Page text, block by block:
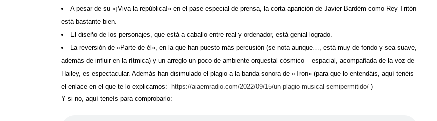
A pesar de su «¡Viva la república!» en el pase especial de prensa, la corta aparición de Javier Bardém como Rey Tritón
está bastante bien.
El diseño de los personajes, que está a caballo entre real y ordenador, está genial logrado.
La reversión de «Parte de él», en la que han puesto más percusión (se nota aunque…, está muy de fondo y sea suave,
además de influir en la rítmica) y un arreglo un poco de ambiente orquestal cósmico – espacial, acompañada de la voz de
Hailey, es espectacular. Además han disimulado el plagio a la banda sonora de «Tron» (para que lo entendáis, aquí tenéis
el enlace en el que te lo explicamos: https://aiaemradio.com/2022/09/15/un-plagio-musical-semipermitido/ )
Y si no, aquí teneís para comprobarlo: